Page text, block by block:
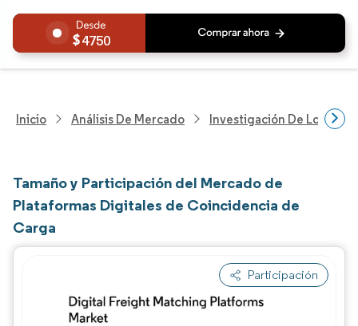
4750
Inicio Análisis De Mercado Investigación De Logística
Tamaño y Participación del Mercado de
Plataformas Digitales de Coincidencia de
Carga
Participación